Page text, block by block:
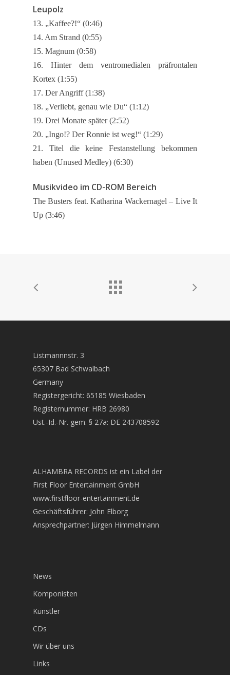
Leupolz
13. „Kaffee?!“ (0:46)
14. Am Strand (0:55)
15. Magnum (0:58)
16. Hinter dem ventromedialen präfrontalen
Kortex (1:55)
17. Der Angriff (1:38)
18. „Verliebt, genau wie Du“ (1:12)
19. Drei Monate später (2:52)
20. „Ingo!? Der Ronnie ist weg!“ (1:29)
21. Titel die keine Festanstellung bekommen
haben (Unused Medley) (6:30)
Musikvideo im CD-ROM Bereich
The Busters feat. Katharina Wackernagel – Live It
Up (3:46)
Listmannnstr. 3
65307 Bad Schwalbach
Germany
Registergericht: 65185 Wiesbaden
Registernummer: HRB 26980
Ust.-Id.-Nr. gem. § 27a: DE 243708592
ALHAMBRA RECORDS ist ein Label der
First Floor Entertainment GmbH
www.firstfloor-entertainment.de
Geschäftsführer: John Elborg
Ansprechpartner: Jürgen Himmelmann
News
Komponisten
Künstler
CDs
Wir über uns
Links